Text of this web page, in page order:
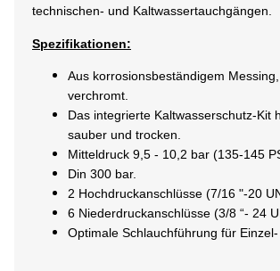
technischen- und Kaltwassertauchgängen.
Spezifikationen:
Aus korrosionsbeständigem
verchromt.
Das integrierte Kaltwasserschutz-Kit
sauber und trocken.
Mitteldruck 9,5 - 10,2 bar (135-145
Din 300 bar.
2 Hochdruckanschlüsse (7/16 "-20
6 Niederdruckanschlüsse (3/8 “- 24
Optimale Schlauchführung für